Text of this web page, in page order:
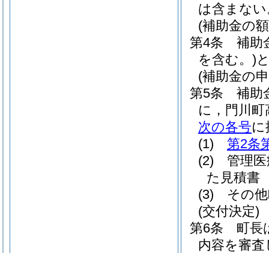
は含まな
(補助金の
第4条
補助
を含む。)
(補助金の
第5条
補助
に，門川
次の各号
(1)
第2条
(2)
管理
た見積書
(3)
その
(交付決定)
第6条
町長
内容を審